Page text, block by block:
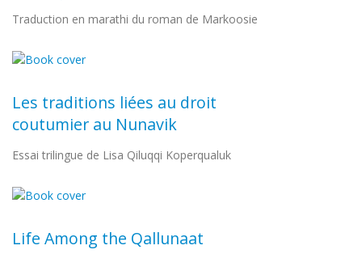
Traduction en marathi du roman de Markoosie
Les traditions liées au droit
coutumier au Nunavik
Essai trilingue de Lisa Qiluqqi Koperqualuk
Life Among the Qallunaat